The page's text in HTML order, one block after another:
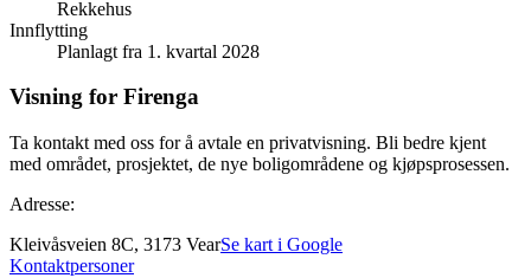
Rekkehus
Innflytting
Planlagt fra 1. kvartal 2028
Visning for Firenga
Ta kontakt med oss for å avtale en privatvisning. Bli bedre kjent
med området, prosjektet, de nye boligområdene og kjøpsprosessen.
Adresse:
Kleivåsveien 8C, 3173 VearSe kart i Google
Kontaktpersoner